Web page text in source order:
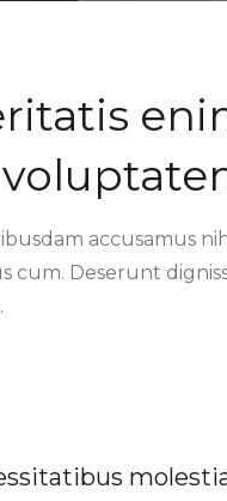
accusamus
Deserunt